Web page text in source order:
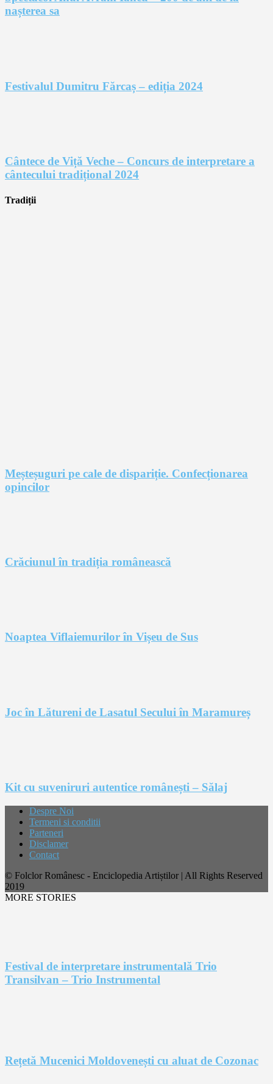
nașterea sa
Festivalul Dumitru Fărcaș – ediția 2024
Cântece de Viță Veche – Concurs de interpretare a
cântecului tradițional 2024
Tradiții
Meșteșuguri pe cale de dispariție. Confecționarea
opincilor
Crăciunul în tradiția românească
Noaptea Viflaiemurilor în Vișeu de Sus
Joc în Lătureni de Lasatul Secului în Maramureș
Kit cu suveniruri autentice românești – Sălaj
Despre Noi
Termeni si conditii
Parteneri
Disclamer
Contact
© Folclor Românesc - Enciclopedia Artiștilor | All Rights Reserved
2019
MORE STORIES
Festival de interpretare instrumentală Trio
Transilvan – Trio Instrumental
Rețetă Mucenici Moldovenești cu aluat de Cozonac